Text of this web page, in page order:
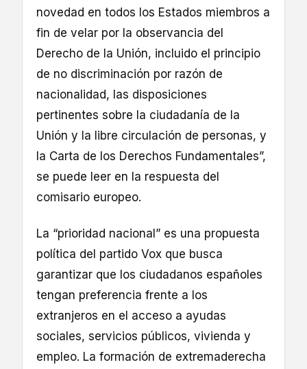
novedad en todos los Estados miembros a
fin de velar por la observancia del
Derecho de la Unión, incluido el principio
de no discriminación por razón de
nacionalidad, las disposiciones
pertinentes sobre la ciudadanía de la
Unión y la libre circulación de personas, y
la Carta de los Derechos Fundamentales”,
se puede leer en la respuesta del
comisario europeo.
La “prioridad nacional” es una propuesta
política del partido Vox que busca
garantizar que los ciudadanos españoles
tengan preferencia frente a los
extranjeros en el acceso a ayudas
sociales, servicios públicos, vivienda y
empleo. La formación de extremaderecha